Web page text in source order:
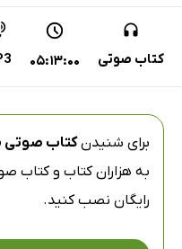
کتاب صوتی 05:13:00
برای شنیدنکتاب صوتی
به هزاران کتاب و کتاب
رایگان نصب کنید.